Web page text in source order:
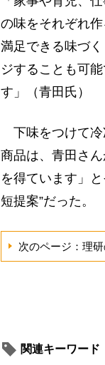
の味をそれぞれ
満足できる味づ
ジすることも可
す」（青田氏）
下味をつけて冷
商品は、青田さ
を得ています」
短提案”だった。
次のページ：理
関連キーワード